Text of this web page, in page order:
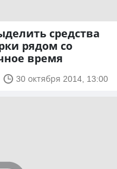
средства
рядом со
время
30 октября 2014, 13:00